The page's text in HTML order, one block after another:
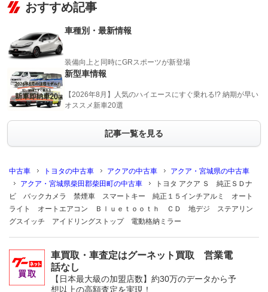
おすすめ記事
車種別・最新情報
装備向上と同時にGRスポーツが新登場
新型車情報
【2026年8月】人気のハイエースにすぐ乗れる!? 納期が早い
オススメ新車20選
記事一覧を見る
中古車 トヨタの中古車 アクアの中古車
アクア・宮城県の中古車
アクア・宮城県柴田郡柴田町の中古車
トヨタ アクア Ｓ 純正ＳＤナ
ビ バックカメラ 禁煙車 スマートキー 純正１５インチアルミ オート
ライト オートエアコン Ｂｌｕｅｔｏｏｔｈ ＣＤ 地デジ ステアリン
グスイッチ アイドリングストップ 電動格納ミラー
車買取・車査定はグーネット買取 営業電
話なし
【日本最大級の加盟店数】約30万のデータから予
想以上の高額査定を実現！